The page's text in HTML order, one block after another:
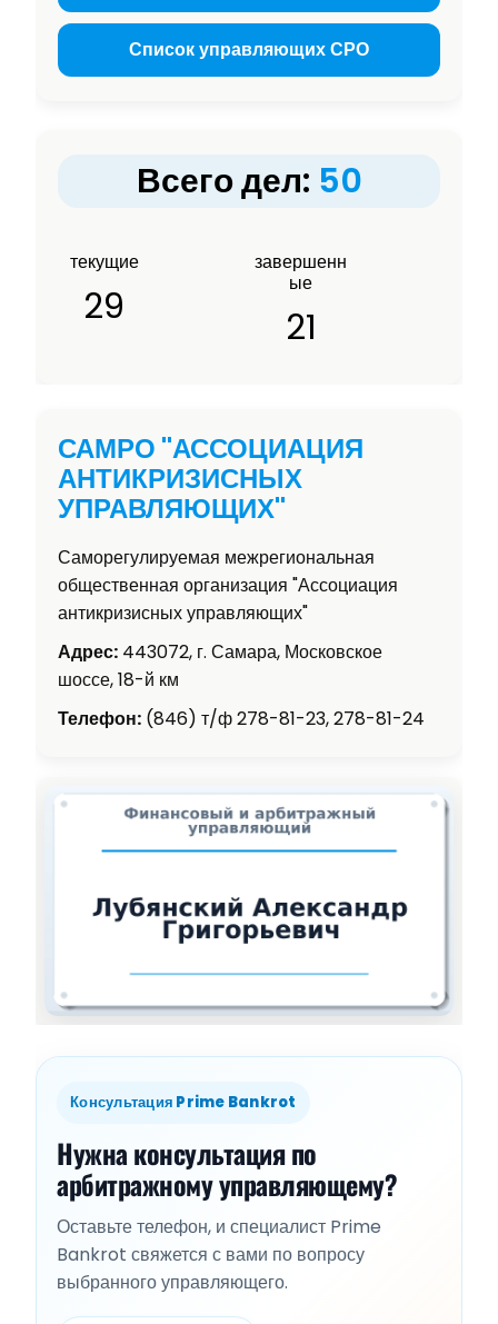
Список управляющих СРО
Всего дел: 50
текущие
29
завершенн
ые
21
САМРО "АССОЦИАЦИЯ
АНТИКРИЗИСНЫХ
УПРАВЛЯЮЩИХ"
Саморегулируемая межрегиональная
общественная организация "Ассоциация
антикризисных управляющих"
Адрес: 443072, г. Самара, Московское
шоссе, 18-й км
Телефон: (846) т/ф 278-81-23, 278-81-24
Консультация Prime Bankrot
Нужна консультация по
арбитражному управляющему?
Оставьте телефон, и специалист Prime
Bankrot свяжется с вами по вопросу
выбранного управляющего.